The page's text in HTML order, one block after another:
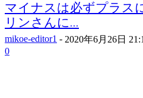
マイナスは必ずプラス
リンさんに...
mikoe-editor1 - 2020年6月26日
0